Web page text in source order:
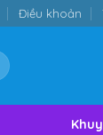
Điều khoản